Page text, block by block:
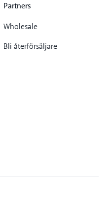
Partners
Wholesale
Bli återförsäljare